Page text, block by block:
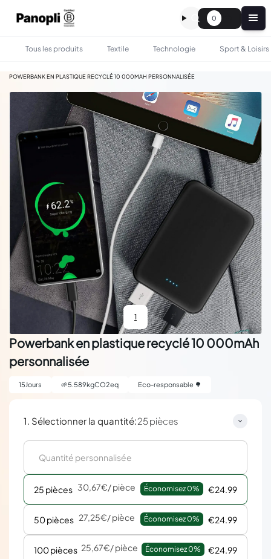
0
Tous les produits Textile Technologie Sport & Loisirs
POWERBANK EN PLASTIQUE RECYCLÉ 10 000MAH PERSONNALISÉE
1
Powerbank en plastique recyclé 10 000mAh
personnalisée
15 Jours 🌱5.589kgCO2eq Eco-responsable 🌳
1. Sélectionner la quantité:25 pièces
25 pièces 30,67€/ pièce Économisez 0% €24.99
50 pièces 27,25€/ pièce Économisez 0% €24.99
100 pièces 25,67€/ pièce Économisez 0% €24.99